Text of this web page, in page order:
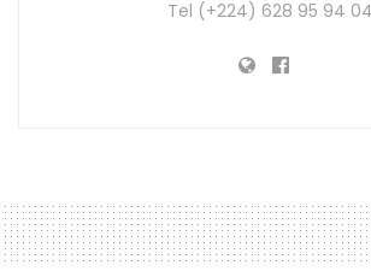
Tel (+224) 628 95 94 04